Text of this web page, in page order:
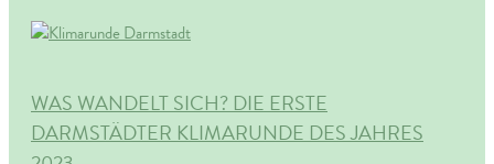
WAS WANDELT SICH? DIE ERSTE
DARMSTÄDTER KLIMARUNDE DES JAHRES